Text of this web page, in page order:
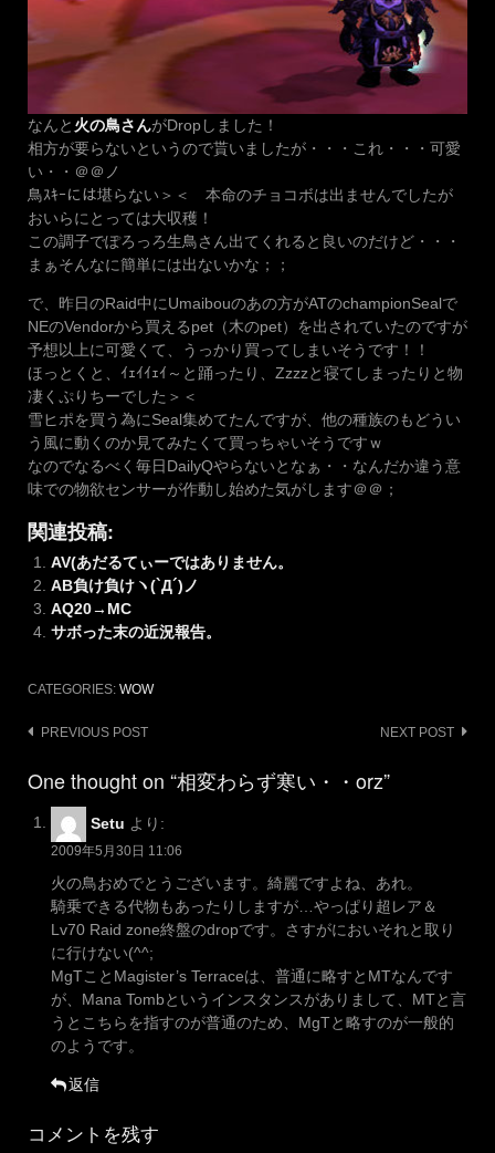
なんと 火の鳥さんがDropしました！
相方が要らないというので貰いましたが・・・これ・・・可愛
い・・＠＠ノ
鳥ｽｷｰには堪らない＞＜ 本命のチョコボは出ませんでしたが
おいらにとっては大収穫！
この調子でぽろっろ生鳥さん出てくれると良いのだけど・・・
まぁそんなに簡単には出ないかな；；
で、昨日のRaid中にUmaibouのあの方がATのchampionSealで
NEのVendorから買えるpet（木のpet）を出されていたのですが
予想以上に可愛くて、うっかり買ってしまいそうです！！
ほっとくと、ｲｪｲｲｪｲ～と踊ったり、Zzzzと寝てしまったりと物
凄くぷりちーでした＞＜
雪ヒポを買う為にSeal集めてたんですが、他の種族のもどうい
う風に動くのか見てみたくて買っちゃいそうですｗ
なのでなるべく毎日DailyQやらないとなぁ・・なんだか違う意
味での物欲センサーが作動し始めた気がします＠＠；
関連投稿:
AV(あだるてぃーではありません。
AB負け負けヽ(`Д´)ノ
AQ20→MC
サボった末の近況報告。
CATEGORIES: WOW
Post
PREVIOUS POST NEXT POST
One thought on “相変わらず寒い・・orz”
Setu より:
2009年5月30日 11:06
火の鳥おめでとうございます。綺麗ですよね、あれ。
騎乗できる代物もあったりしますが…やっぱり超レア＆
Lv70 Raid zone終盤のdropです。さすがにおいそれと取り
に行けない(^^;
MgTことMagister’s Terraceは、普通に略すとMTなんです
が、Mana Tombというインスタンスがありまして、MTと言
うとこちらを指すのが普通のため、MgTと略すのが一般的
のようです。
返信
コメントを残す